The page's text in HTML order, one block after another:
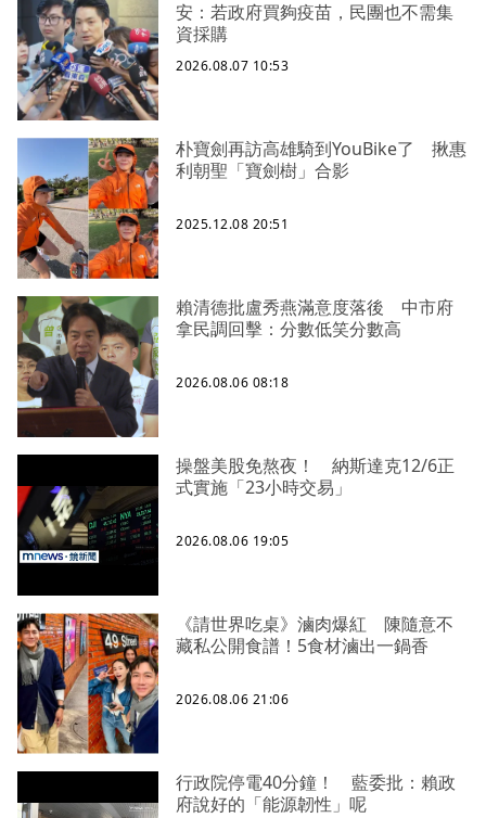
安：若政府買夠疫苗，民團也不需集
資採購
2026.08.07 10:53
朴寶劍再訪高雄騎到YouBike了 揪惠
利朝聖「寶劍樹」合影
2025.12.08 20:51
賴清德批盧秀燕滿意度落後 中市府
拿民調回擊：分數低笑分數高
2026.08.06 08:18
操盤美股免熬夜！ 納斯達克12/6正
式實施「23小時交易」
2026.08.06 19:05
《請世界吃桌》滷肉爆紅 陳隨意不
藏私公開食譜！5食材滷出一鍋香
2026.08.06 21:06
行政院停電40分鐘！ 藍委批：賴政
府說好的「能源韌性」呢